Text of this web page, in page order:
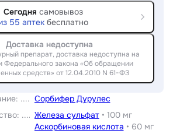
:
Сорбифер Дурулес
: Железа сульфат• 100 мг
Аскорбиновая кислота • 60 мг
Сегодня самовывоз
55 аптек бесплатно
Доставка недоступна
препарат, доставка недоступна на
Федерального закона «Об обращении
средств» от 12.04.2010 N 61-ФЗ